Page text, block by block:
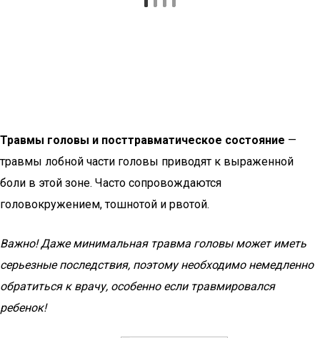
Травмы головы и посттравматическое состояние —
травмы лобной части головы приводят к выраженной
боли в этой зоне. Часто сопровождаются
головокружением, тошнотой и рвотой.
Важно! Даже минимальная травма головы может иметь
серьезные последствия, поэтому необходимо немедленно
обратиться к врачу, особенно если травмировался
ребенок!